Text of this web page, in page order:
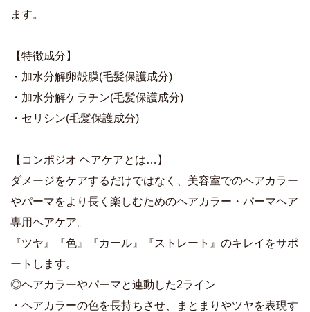
ます。
【特徴成分】
・加水分解卵殻膜(毛髪保護成分)
・加水分解ケラチン(毛髪保護成分)
・セリシン(毛髪保護成分)
【コンポジオ ヘアケアとは…】
ダメージをケアするだけではなく、美容室でのヘアカラー
やパーマをより長く楽しむためのヘアカラー・パーマヘア
専用ヘアケア。
『ツヤ』『色』『カール』『ストレート』のキレイをサポ
ートします。
◎ヘアカラーやパーマと連動した2ライン
・ヘアカラーの色を長持ちさせ、まとまりやツヤを表現す